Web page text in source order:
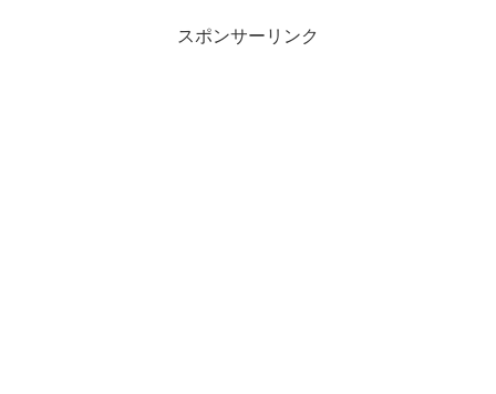
スポンサーリンク